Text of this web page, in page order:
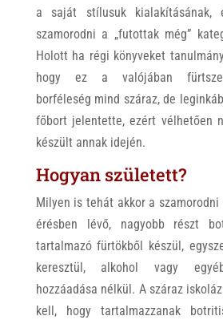
a saját stílusuk kialakításának,
szamorodni a „futottak még”
Holott ha régi könyveket
hogy ez a valójában
borféleség mind száraz, de
főbort jelentette, ezért vélhetően
készült annak idején.
Hogyan született?
Milyen is tehát akkor a szamorodni
érésben lévő, nagyobb részt
tartalmazó fürtökből készül,
keresztül, alkohol vagy
hozzáadása nélkül. A száraz
kell, hogy tartalmazzanak